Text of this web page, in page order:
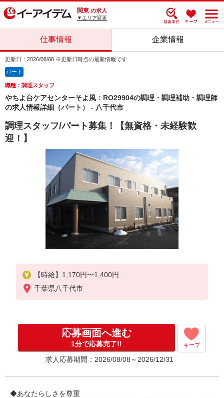
関東 の求人
▼エリア変更
仕事情報 企業情報
更新日：2026/08/08 ※更新日時点の最新情報です
パート
職種：調理スタッフ
やちよ台ケアセンターそよ風：RO29904の調理・調理補助・調理師
の求人情報詳細（パート） - 八千代市
調理スタッフ/パート募集！【無資格・未経験歓
迎！】
【時給】1,170円〜1,400円
▼下記別途支給
寸志あり：年二回（6月・12月）
千葉県八千代市
応募画面へ進む
1分で応募完了!! キープ
求人応募期間：2026/08/08～2026/12/31
◆あなたらしさを尊重